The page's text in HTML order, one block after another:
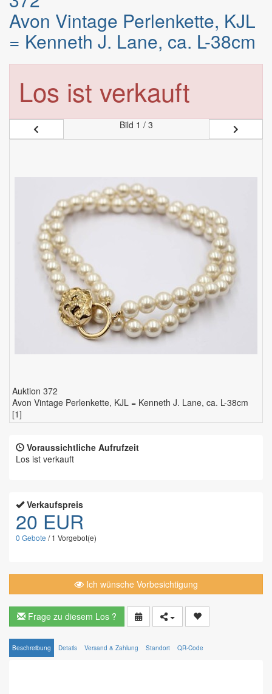
Avon Vintage Perlenkette, KJL
= Kenneth J. Lane, ca. L-38cm
Los ist verkauft
Bild 1 / 3
Auktion 372
Avon Vintage Perlenkette, KJL = Kenneth J. Lane, ca. L-38cm
[1]
Voraussichtliche Aufrufzeit
Los ist verkauft
Verkaufspreis
20 EUR
0 Gebote /1 Vorgebot(e)
Ich wünsche Vorbesichtigung
Frage zu diesem Los ?
Beschreibung Details Versand & Zahlung Standort QR-Code